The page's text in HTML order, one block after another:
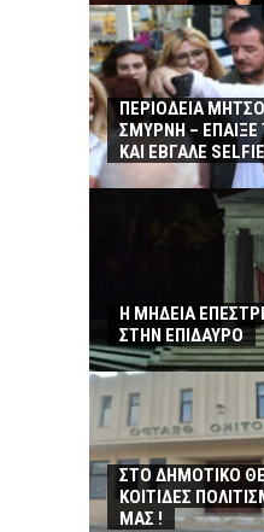
ΠΕΡΙΟΔΕΙΑ
ΣΜΥΡΝΗ – ΕΠΑΙΞΕ
ΚΑΙ ΕΒΓΑΛΕ SELFIE
Η ΜΗΔΕΙΑ
ΣΤΗΝ ΕΠΙΔΑΥΡΟ
ΣΤΟ ΔΗΜΟΤΙΚΟ
ΚΟΙΤΙΔΕΣ
ΜΑΣ !